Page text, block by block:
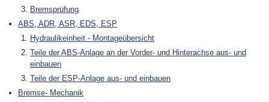
Bremsprüfung
ABS, ADR, ASR, EDS, ESP
Hydraulikeinheit - Montageübersicht
Teile der ABS-Anlage an der Vorder- und Hinterachse aus- und
einbauen
Teile der ESP-Anlage aus- und einbauen
Bremse- Mechanik